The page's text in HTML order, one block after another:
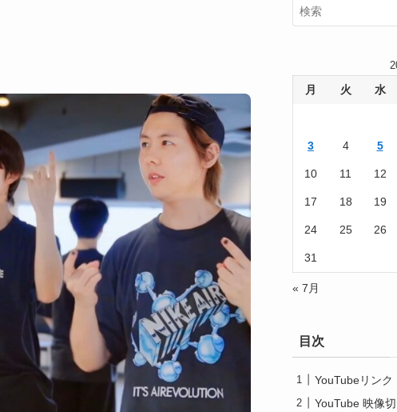
月 火 水
3 4 5
10 11 12
17 18 19
24 25 26
31
« 7月
目次
YouTubeリンク
YouTube 映像